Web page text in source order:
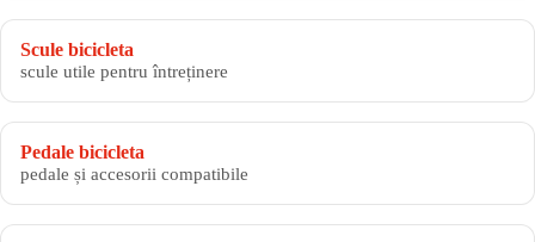
Scule bicicleta
scule utile pentru întreținere
Pedale bicicleta
pedale și accesorii compatibile